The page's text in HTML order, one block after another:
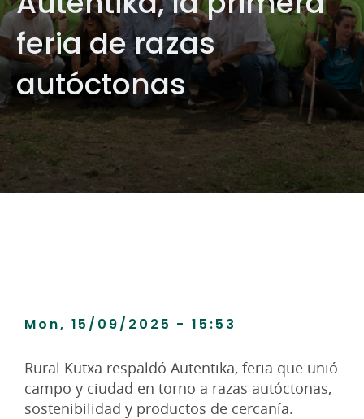
feria de razas
autóctonas
Mon, 15/09/2025 - 15:53
Rural Kutxa respaldó Autentika, feria que unió
campo y ciudad en torno a razas autóctonas,
sostenibilidad y productos de cercanía.